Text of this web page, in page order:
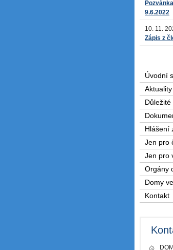
9.6.2022
10. 11.
Zápis z
Úvodní
Aktuality
Hlášení
Jen pro
Jen pro
Orgány
Domy
Kontakt